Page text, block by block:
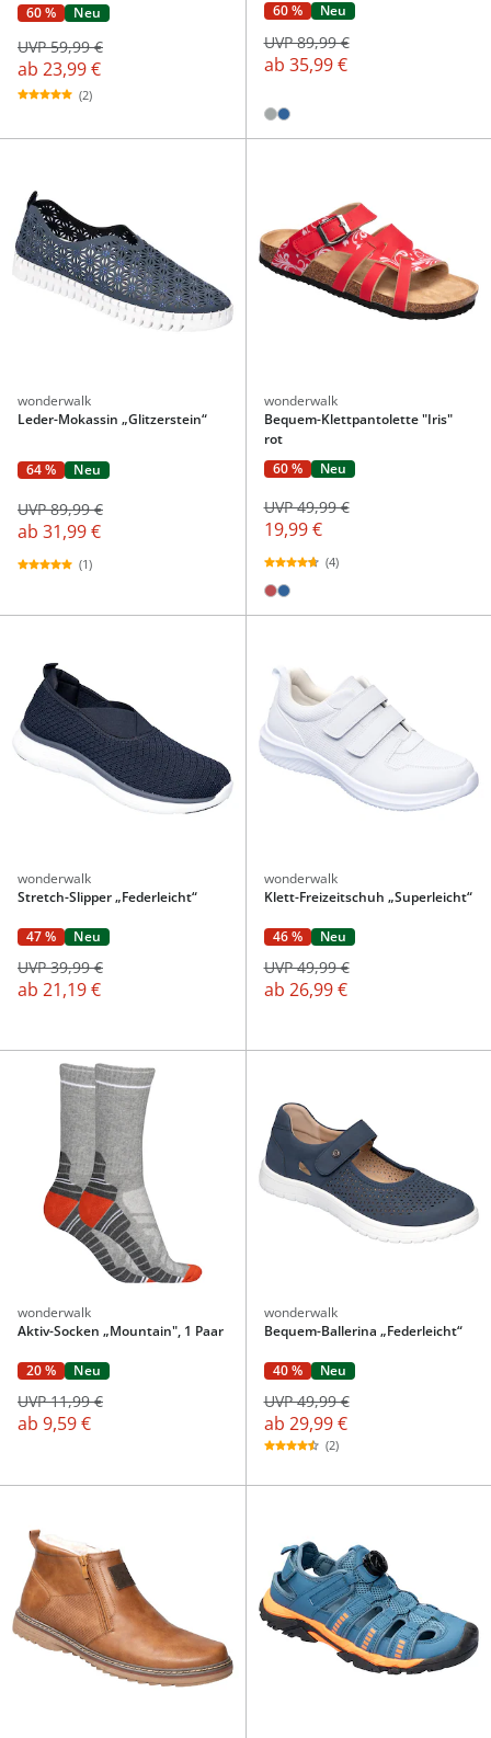
60 % Neu
ab 23,99 €
UVP 59,99 €
(2)
60 % Neu
ab 35,99 €
UVP 89,99 €
wonderwalk
Leder-Mokassin „Glitzerstein“
64 % Neu
ab 31,99 €
UVP 89,99 €
(1)
wonderwalk
Bequem-Klettpantolette "Iris"
rot
60 %
Neu
19,99 €
UVP 49,99 €
(4)
wonderwalk
Stretch-Slipper „Federleicht“
47 % Neu
ab 21,19 €
UVP 39,99 €
wonderwalk
Klett-Freizeitschuh „Superleicht“
46 % Neu
ab 26,99 €
UVP 49,99 €
wonderwalk
Aktiv-Socken „Mountain", 1 Paar
20 % Neu
ab 9,59 €
UVP 11,99 €
wonderwalk
Bequem-Ballerina „Federleicht“
40 % Neu
ab 29,99 €
UVP 49,99 €
(2)